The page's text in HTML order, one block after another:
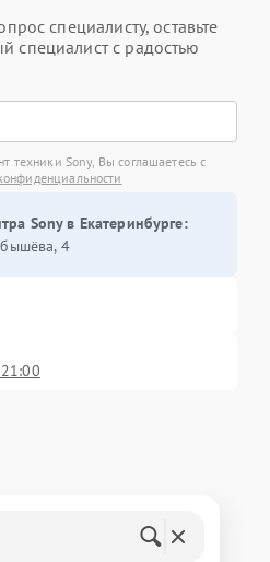
специалисту, оставьте
специалист с радостью
техники Sony, Вы соглашаетесь с
Sony в Екатеринбурге:
4